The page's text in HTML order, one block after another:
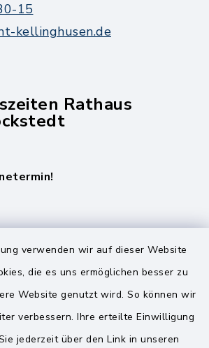
verwenden wir auf dieser Website
die es uns ermöglichen besser zu
Website genutzt wird. So können wir
verbessern. Ihre erteilte Einwilligung
jederzeit über den Link in unseren
15
kellinghusen.de
Rathaus